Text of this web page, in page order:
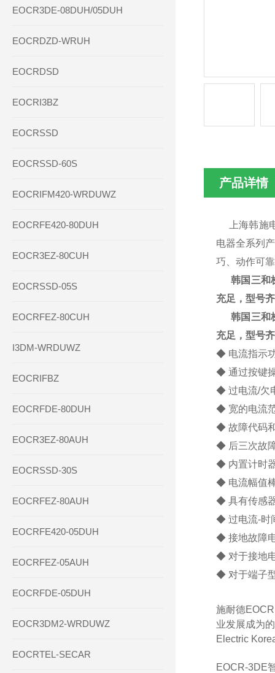
EOCR3DE-08DUH/05DUH
EOCRDZD-WRUH
EOCRDSD
EOCRI3BZ
EOCRSSD
EOCRSSD-60S
EOCRIFM420-WRDUWZ
EOCRFE420-80DUH
EOCR3EZ-80CUH
EOCRSSD-05S
EOCRFEZ-80CUH
I3DM-WRDUWZ
EOCRIFBZ
EOCRFDE-80DUH
EOCR3EZ-80AUH
EOCRSSD-30S
EOCRFEZ-80AUH
EOCRFE420-05DUH
EOCRFEZ-05AUH
EOCRFDE-05DUH
EOCR3DM2-WRDUWZ
EOCRTEL-SECAR
产品详情
上海韩施电
电器全系列
巧、动作可
韩国三和
充足，型号
韩国三和
充足，型号
◆ 电流指示
◆ 通过按键
◆ 过电流/欠
◆ 宽的电流
◆ 故障代码
◆ 后三次故
◆ 内置计时
◆ 电流幅值
◆ 具有传感
◆ 过电流-时
◆ 接地故障
◆ 对于接地
◆ 对于端子
施耐德
业发展成为
Electric
EOCR-3DE